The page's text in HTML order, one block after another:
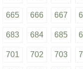
665 666 667
683 684 685
701 702 703